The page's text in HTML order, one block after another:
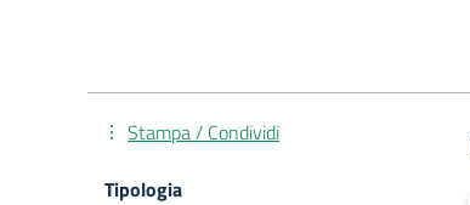
Stampa / Condividi
Tipologia